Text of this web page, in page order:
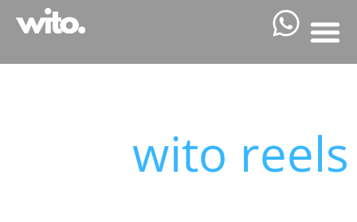
wito reels